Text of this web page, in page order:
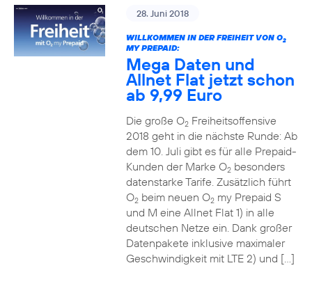
28. Juni 2018
WILLKOMMEN IN DER FREIHEIT VON O2
MY PREPAID:
Mega Daten und
Allnet Flat jetzt schon
ab 9,99 Euro
Die große O2Freiheitsoffensive
2018 geht in die nächste Runde: Ab
dem 10. Juli gibt es für alle Prepaid-
Kunden der Marke O2besonders
datenstarke Tarife. Zusätzlich führt
O2beim neuen O2my Prepaid S
und M eine Allnet Flat 1) in alle
deutschen Netze ein. Dank großer
Datenpakete inklusive maximaler
Geschwindigkeit mit LTE 2) und […]